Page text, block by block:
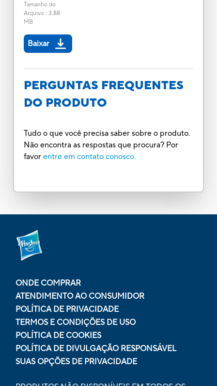
Tamanho do
Arquivo: 3.88
MB
Baixar
PERGUNTAS FREQUENTES
DO PRODUTO
Tudo o que você precisa saber sobre o produto.
Não encontra as respostas que procura? Por
favor entre em contato conosco.
ONDE COMPRAR
ATENDIMENTO AO CONSUMIDOR
POLÍTICA DE PRIVACIDADE
TERMOS E CONDIÇÕES DE USO
POLÍTICA DE COOKIES
POLÍTICA DE DIVULGAÇÃO RESPONSÁVEL
SUAS OPÇÕES DE PRIVACIDADE